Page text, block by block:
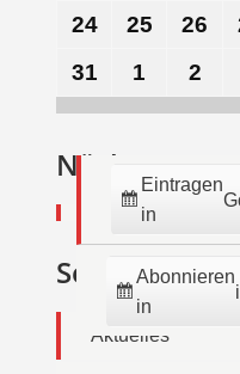
AugustAugust
2424.
August
2026
25 25.
August
2026
26 26.
31
August
1 2
Eintragen
in
Abonnieren
in
Nächste
Seiten
Aktuelles